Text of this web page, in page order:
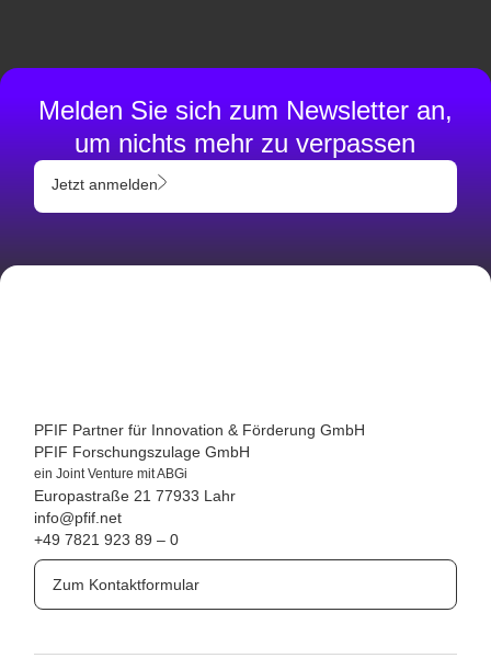
Melden Sie sich zum Newsletter an,
um nichts mehr zu verpassen
Jetzt anmelden
PFIF Partner für Innovation & Förderung GmbH
PFIF Forschungszulage GmbH
ein Joint Venture mit ABGi
Europastraße 2177933 Lahr
info@pfif.net
+49 7821 923 89 – 0
Zum Kontaktformular